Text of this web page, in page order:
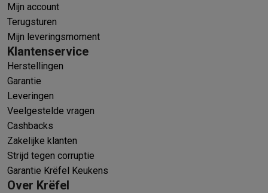
Mijn account
Terugsturen
Mijn leveringsmoment
Klantenservice
Herstellingen
Garantie
Leveringen
Veelgestelde vragen
Cashbacks
Zakelijke klanten
Strijd tegen corruptie
Garantie Krëfel Keukens
Over Krëfel